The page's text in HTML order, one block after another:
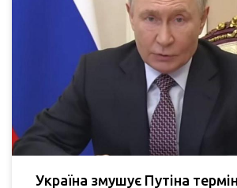
Україна змушує Путіна